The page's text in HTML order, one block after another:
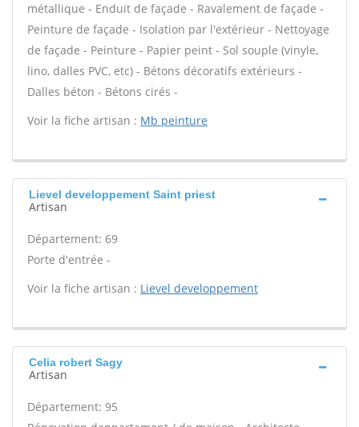
métallique - Enduit de façade - Ravalement de façade -
Peinture de façade - Isolation par l'extérieur - Nettoyage
de façade - Peinture - Papier peint - Sol souple (vinyle,
lino, dalles PVC, etc) - Bétons décoratifs extérieurs -
Dalles béton - Bétons cirés -
Voir la fiche artisan : Mb peinture
Lievel developpement Saint priest
Artisan
Département: 69
Porte d'entrée -
Voir la fiche artisan : Lievel developpement
Celia robert Sagy
Artisan
Département: 95